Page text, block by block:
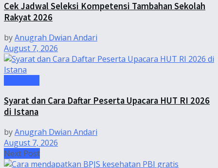
Cek Jadwal Seleksi Kompetensi Tambahan Sekolah
Rakyat 2026
byAnugrah Dwian Andari
August 7, 2026
Syarat dan Cara Daftar Peserta Upacara HUT RI 2026
di Istana
byAnugrah Dwian Andari
August 7, 2026
Next Post